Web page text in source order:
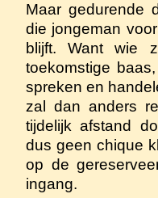
Maar gedurende
die jongeman
blijft. Want wie
toekomstige
spreken en
zal dan anders
tijdelijk afstand
dus geen chique
op de
ingang.